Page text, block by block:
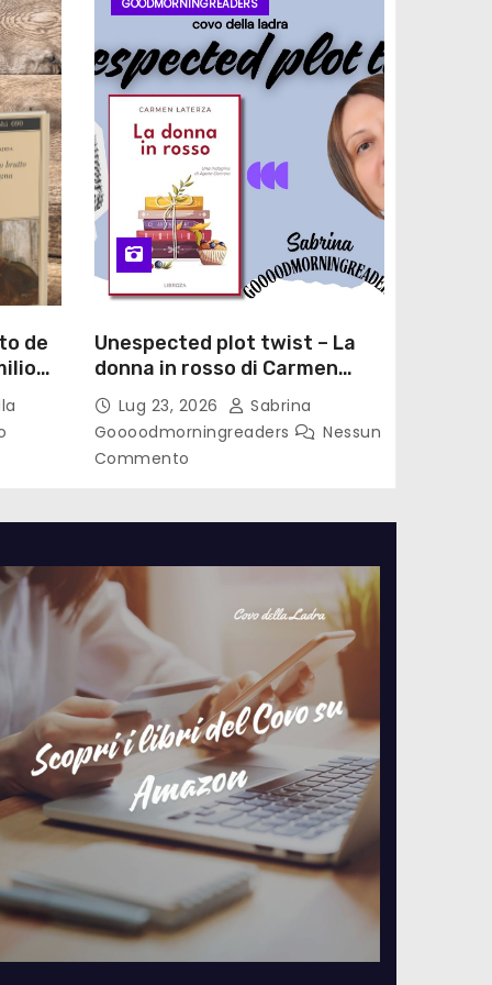
de
di
GOODMORNINGREADERS
Unespected plot twist – La
donna in rosso di Carmen
Laterza
Lug 23, 2026
Sabrina
Goooodmorningreaders
Nessun
Commento